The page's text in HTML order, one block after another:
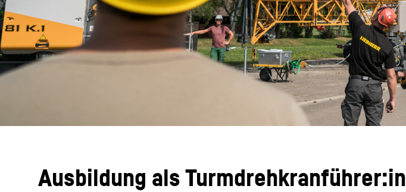
Ausbildung als Turmdrehkranführer:in